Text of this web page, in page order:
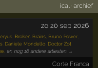
ical· archief
zo 20 sep 2026
Broken Brains Bruno Power
Daniele Mondello Doctor Zot
en nog 16 andere artiesten →
Corte Franca